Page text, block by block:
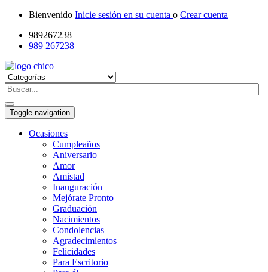
Bienvenido Inicie sesión en su cuenta o Crear cuenta
989267238
989 267238
Toggle navigation
Ocasiones
Cumpleaños
Aniversario
Amor
Amistad
Inauguración
Mejórate Pronto
Graduación
Nacimientos
Condolencias
Agradecimientos
Felicidades
Para Escritorio